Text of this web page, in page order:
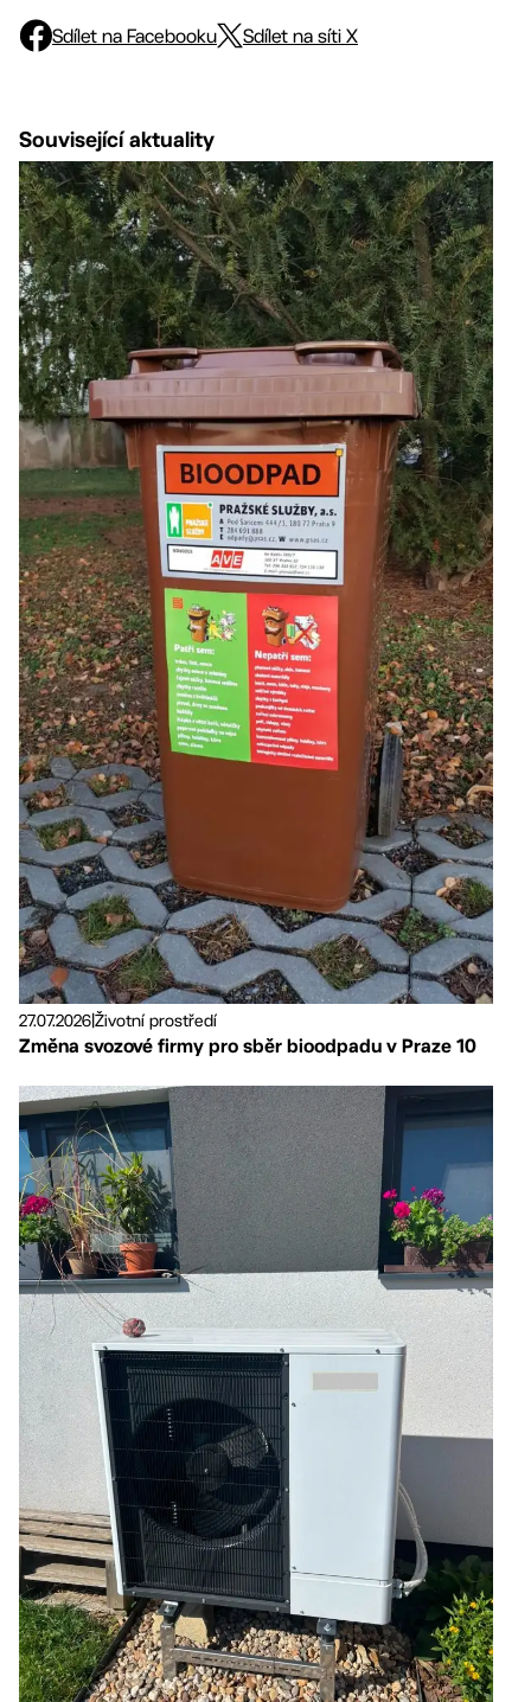
Sdílet na Facebooku Sdílet na síti X
Související aktuality
27.07.2026Životní prostředí
Změna svozové firmy pro sběr bioodpadu v Praze 10